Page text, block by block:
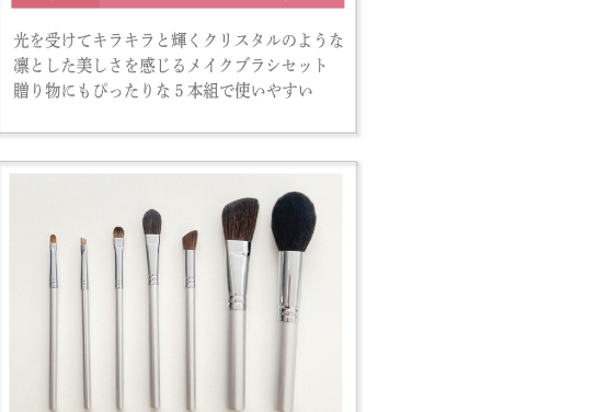
に発送いたします。
たします。
せていただきます。
さいますようお願い申し上げます。
顧くださり、誠にありがとうございます。
、当店の化粧筆を末永くご愛用いただけますよう、
）が当店の許可なく大手通販サイトやフリマサイ
ております。
め、非常に見分けがつきにくい状態になっておりま